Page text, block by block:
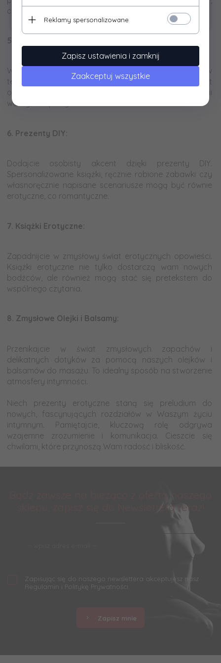
aby stworzyć wyjątkową atmosferę.
5.
Wcielcie się w różne role za pomocą kostiumów
tematycznych. Od klasyki po fantazję - wybór jest
ogromny. Poczujcie, jak nowe postacie dodają pikanterii
waszym wspólnym scenariuszom.
6. Prezenty DIY:
Dodajcie osobisty akcent dzięki prezenty DIY.
Spersonalizowane książki, ręcznie robione zabawki czy
własnoręcznie napisane scenariusze mogą być równie
erotyczne, co romantyczne.
7. Książki Erotyczne:
Zapadnijcie w zmysłowy świat erotycznych opowieści.
Książki erotyczne nie tylko dostarczą wam nowych
bodźców, ale również mogą stać się pretekstem do
wspólnego czytania.
8. Zmysłowe Olejki i Balsamy:
Przenikajcie w świat zmysłowych zapachów i
delikatnych dotyków za pomocą naszych olejków i
balsamów do masażu. To idealny sposób na stworzenie
atmosfery intymności.
Niech prezenty erotyczne staną się preludium do
nowych, fascynujących rozdziałów w Waszym życiu
intymnym. Pamiętajcie, kluczową rolę odgrywa
wzajemne zrozumienie i komunikacja. Cieszcie się
chwilami, które przynoszą Wam radość i bliskość.
sklepu, zapisz się do Newslettera teraz!
Zapisując się do naszego newslettera akceptujesz nasz
Regulamin i Politykę Prywatności
Zapisz mnie
Reklamy spersonalizowane
Zapisz ustawienia i zamknij
Zaakceptuj wszystkie